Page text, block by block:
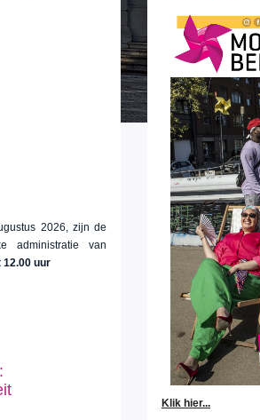
2026, zijn de
administratie van
uur
Klik hier...